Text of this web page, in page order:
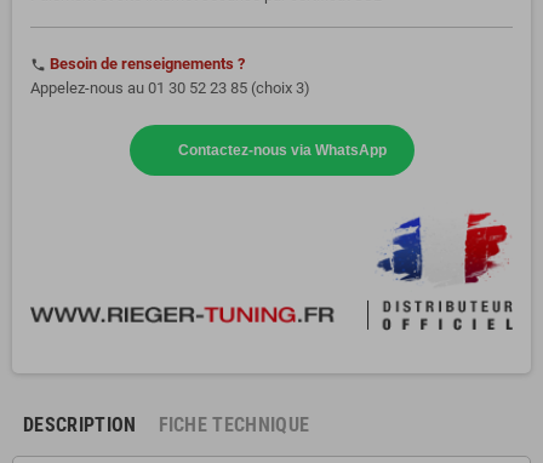
phone Besoin de renseignements ?
Appelez-nous au 01 30 52 23 85 (choix 3)
Contactez-nous via WhatsApp
DESCRIPTION FICHE TECHNIQUE